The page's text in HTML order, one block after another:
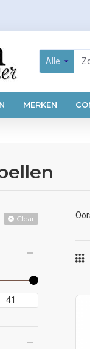
Alle
MERKEN
Clear